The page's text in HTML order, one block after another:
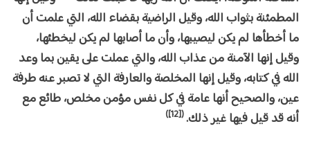
المطمئنة بثواب الله، وقيل الراضية بقضاء الله، التي علمت أن
ما أخطأها لم يكن ليصيبها، وأن ما أصابها لم يكن ليخطئها،
وقيل إنها الآمنة من عذاب الله، والتي عملت على يقين بما وعد
الله في كتابه، وقيل إنها المخلصة والعارفة التي لا تصبر عنه طرفة
عين، والصحيح أنها عامة في كل نفس مؤمن مخلص، طائع مع
أنه قد قيل فيها غير ذلك.([12])